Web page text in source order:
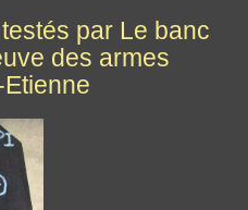
par Le banc
des armes